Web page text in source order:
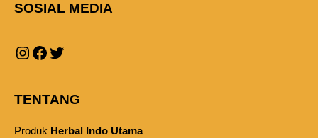
SOSIAL MEDIA
TENTANG
Produk Herbal Indo Utama